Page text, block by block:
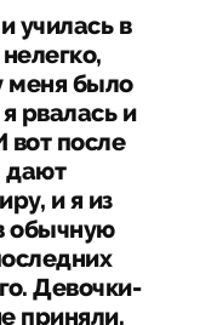
училась в
меня было
рвалась и
вот после
дают
и я из
обычную
Девочки-
приняли.